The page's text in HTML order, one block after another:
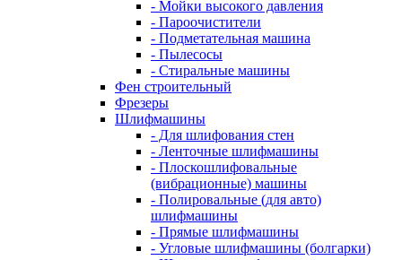
- Мойки высокого давления
- Пароочистители
- Подметательная машина
- Пылесосы
- Стиральные машины
Фен строительный
Фрезеры
Шлифмашины
- Для шлифования стен
- Ленточные шлифмашины
- Плоскошлифовальные
(вибрационные) машины
- Полировальные (для авто)
шлифмашины
- Прямые шлифмашины
- Угловые шлифмашины (болгарки)